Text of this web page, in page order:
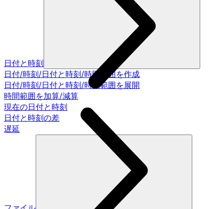
日付と時刻
日付/時刻/日付と時刻/時間範囲を作成
日付/時刻/日付と時刻/時間範囲を展開
時間範囲を加算/減算
現在の日付と時刻
日付と時刻の差
遅延